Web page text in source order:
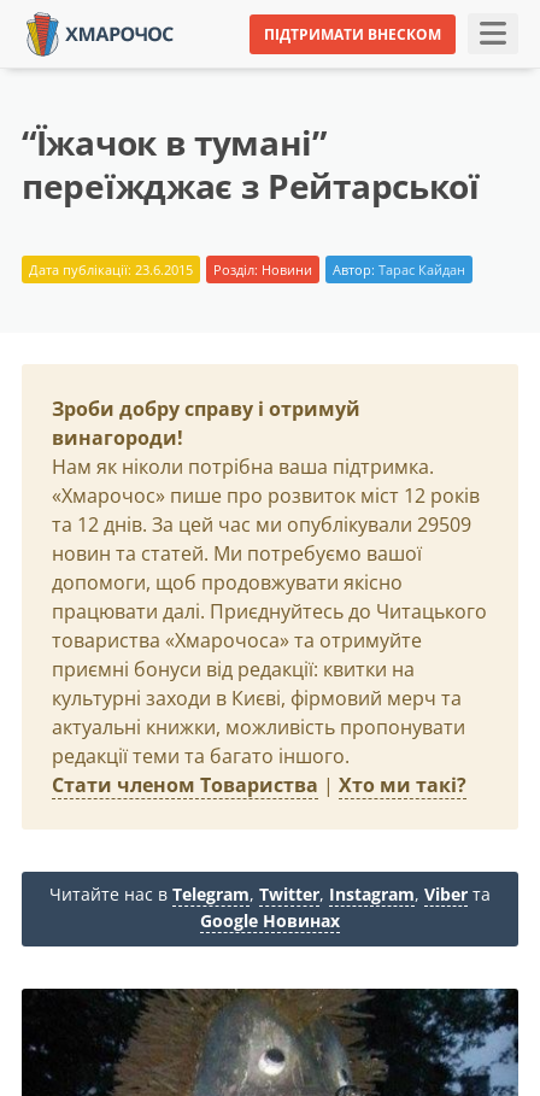
ПІДТРИМАТИ ВНЕСКОМ
“Їжачок в тумані”
переїжджає з Рейтарської
Дата публікації: 23.6.2015 Розділ: Новини Автор: Тарас Кайдан
Зроби добру справу і отримуй
винагороди!
Нам як ніколи потрібна ваша підтримка.
«Хмарочос» пише про розвиток міст 12 років
та 12 днів. За цей час ми опублікували 29509
новин та статей. Ми потребуємо вашої
допомоги, щоб продовжувати якісно
працювати далі. Приєднуйтесь до Читацького
товариства «Хмарочоса» та отримуйте
приємні бонуси від редакції: квитки на
культурні заходи в Києві, фірмовий мерч та
актуальні книжки, можливість пропонувати
редакції теми та багато іншого.
Стати членом Товариства | Хто ми такі?
Читайте нас в Telegram, Twitter, Instagram, Viber та
Google Новинах